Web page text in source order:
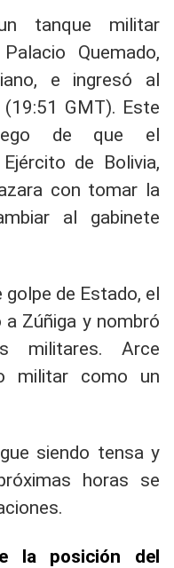
tanque militar
Quemado,
e ingresó al
GMT). Este
de que el
de Bolivia,
con tomar la
al gabinete
de Estado, el
Zúñiga y nombró
militares. Arce
militar como un
siendo tensa y
horas se
la posición del